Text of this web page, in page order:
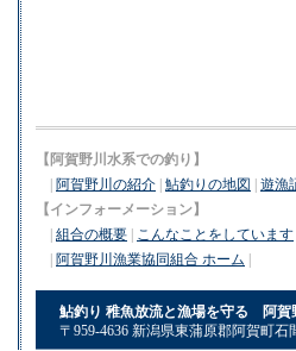
【阿賀野川水系での釣り】
阿賀野川の紹介 鮎釣りの地図 遊漁
【インフォーメーション】
組合の概要 こんなことをしています
阿賀野川漁業協同組合 ホーム
鮎釣り 稚魚放流と漁場を守る 阿賀
〒959-4636 新潟県東蒲原郡阿賀町